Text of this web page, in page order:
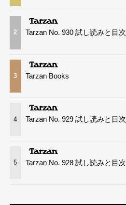
2 Tarzan No. 930 試し読みと目次
3 Tarzan Books
4 Tarzan No. 929 試し読みと目次
5 Tarzan No. 928 試し読みと目次